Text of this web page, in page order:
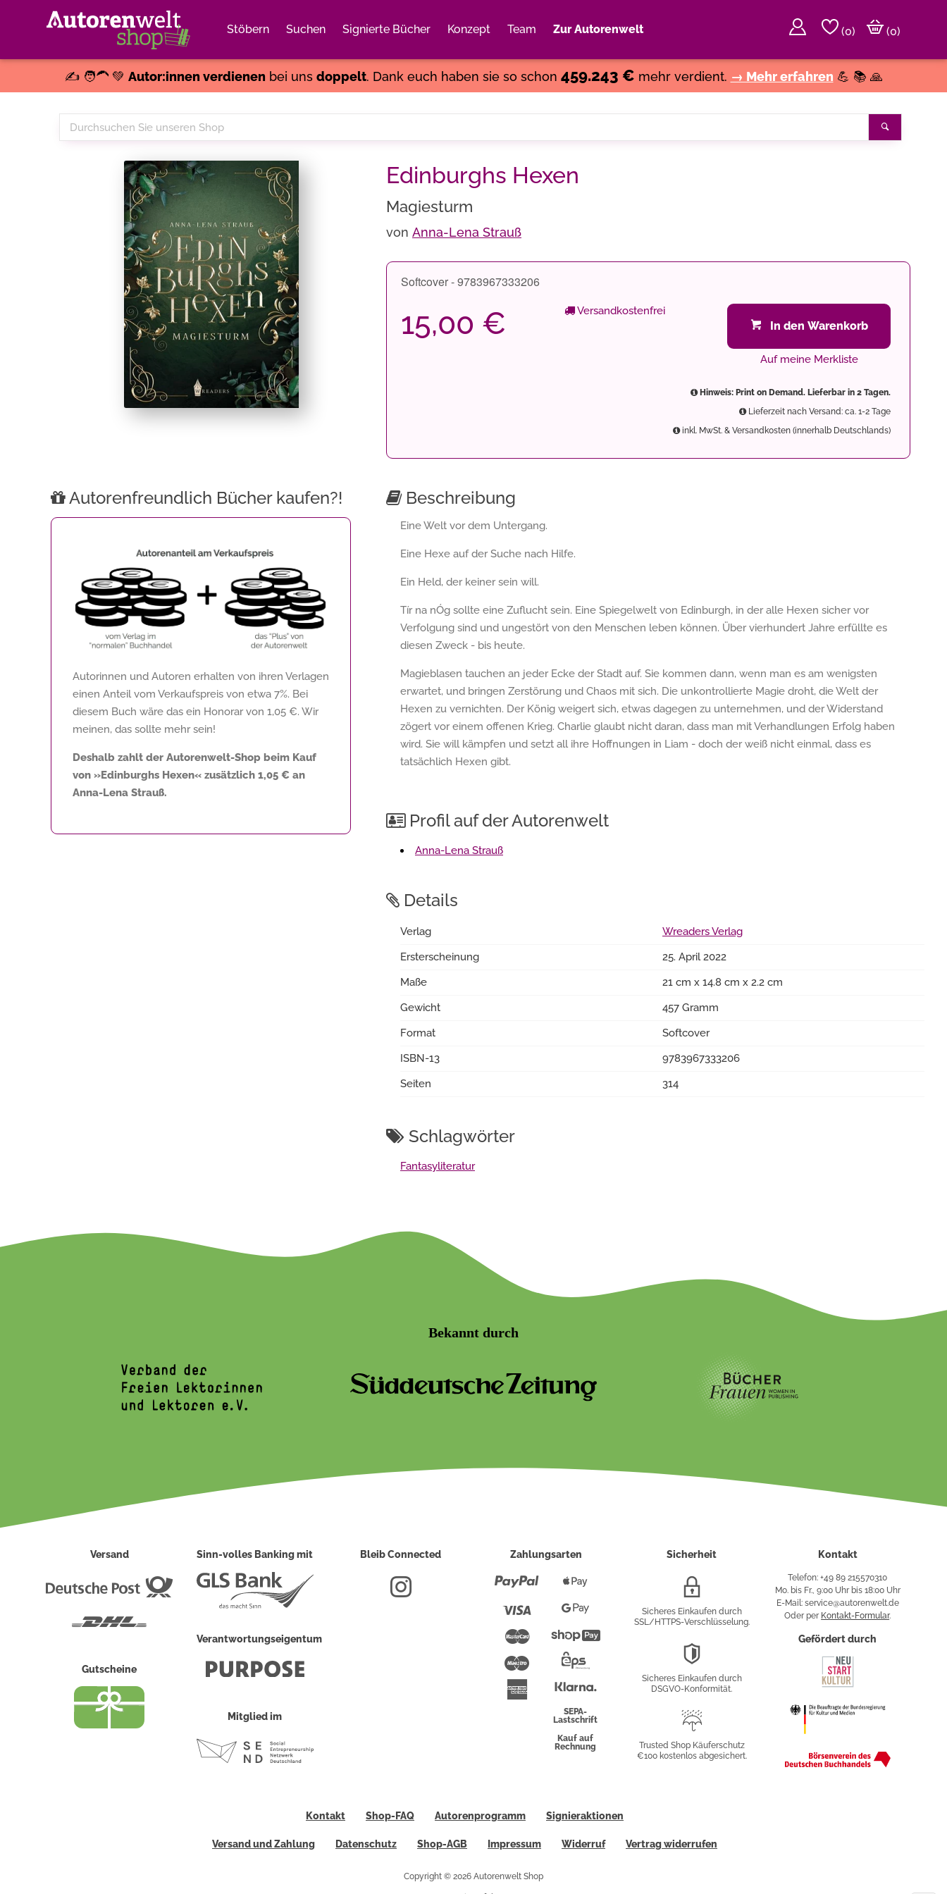
Stöbern Suchen Signierte Bücher Konzept Team Zur Autorenwelt (0)
(0)
✍️ 🧑‍🦱 💚 Autor:innen verdienenbei uns doppelt. Dank euch haben sie so schon 459.243 € mehr verdient. → Mehr erfahren 💪 📚 🙏
Durchsuchen
Sie
Edinburghs Hexen
Magiesturm
von Anna-Lena Strauß
Softcover - 9783967333206
15,00 € Versandkostenfrei
In den Warenkorb
Auf meine Merkliste
Hinweis: Print on Demand. Lieferbar in 2 Tagen.
Lieferzeit nach Versand: ca. 1-2 Tage
inkl. MwSt. & Versandkosten (innerhalb Deutschlands)
Autorenfreundlich Bücher kaufen?!
Autorinnen und Autoren erhalten von ihren Verlagen
einen Anteil vom Verkaufspreis von etwa 7%. Bei
diesem Buch wäre das ein Honorar von 1,05 €. Wir
meinen, das sollte mehr sein!
Deshalb zahlt der Autorenwelt-Shop beim Kauf
von »Edinburghs Hexen« zusätzlich 1,05 € an
Anna-Lena Strauß.
Beschreibung
Eine Welt vor dem Untergang.
Eine Hexe auf der Suche nach Hilfe.
Ein Held, der keiner sein will.
Tír na nÓg sollte eine Zuflucht sein. Eine Spiegelwelt von Edinburgh, in der alle Hexen sicher vor
Verfolgung sind und ungestört von den Menschen leben können. Über vierhundert Jahre erfüllte es
diesen Zweck - bis heute.
Magieblasen tauchen an jeder Ecke der Stadt auf. Sie kommen dann, wenn man es am wenigsten
erwartet, und bringen Zerstörung und Chaos mit sich. Die unkontrollierte Magie droht, die Welt der
Hexen zu vernichten. Der König weigert sich, etwas dagegen zu unternehmen, und der Widerstand
zögert vor einem offenen Krieg. Charlie glaubt nicht daran, dass man mit Verhandlungen Erfolg haben
wird. Sie will kämpfen und setzt all ihre Hoffnungen in Liam - doch der weiß nicht einmal, dass es
tatsächlich Hexen gibt.
Profil auf der Autorenwelt
Anna-Lena Strauß
Details
Verlag
Wreaders Verlag
Ersterscheinung
25. April 2022
Maße
21 cm x 14.8 cm x 2.2 cm
Gewicht
457 Gramm
Format
Softcover
ISBN-13
9783967333206
Seiten
314
Schlagwörter
Fantasyliteratur
Bekannt durch
Versand
Deutsche
Gutscheine
Sinn-volles Banking mit
Verantwortungseigentum
Mitglied im
Bleib Connected Zahlungsarten
Paypal
Mastercard
Maestro
American
Express
Pay
PayShopify
Überweisung
SEPA-
Lastschrift
Kauf auf
Rechnung
Sicherheit
Verschlüsselung
Sicheres Einkaufen durch
SSL/HTTPS-Verschlüsselung.
Sicheres Einkaufen durch
DSGVO-Konformität.
Käuferschutz
Trusted Shop Käuferschutz
€100 kostenlos abgesichert.
Kontakt
Telefon: +49 89 215570310
Mo. bis Fr., 9:00 Uhr bis 18:00 Uhr
E-Mail: service@autorenwelt.de
Oder per Kontakt-Formular.
Gefördert durch
Kontakt Shop-FAQ Autorenprogramm Signieraktionen
Versand und Zahlung Datenschutz Shop-AGB Impressum Widerruf Vertrag widerrufen
Copyright © 2026 Autorenwelt Shop